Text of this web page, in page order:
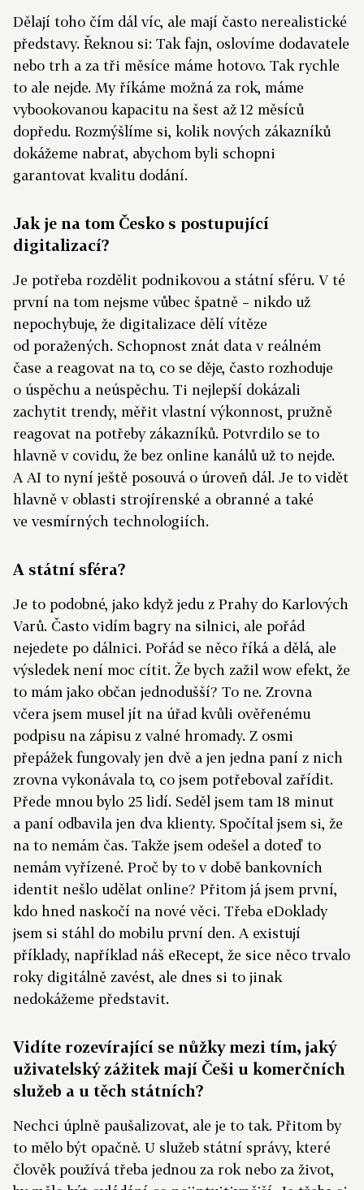
Dělají toho čím dál víc, ale mají často nerealistické
představy. Řeknou si: Tak fajn, oslovíme dodavatele
nebo trh a za tři měsíce máme hotovo. Tak rychle
to ale nejde. My říkáme možná za rok, máme
vybookovanou kapacitu na šest až 12 měsíců
dopředu. Rozmýšlíme si, kolik nových zákazníků
dokážeme nabrat, abychom byli schopni
garantovat kvalitu dodání.
Jak je na tom Česko s postupující
digitalizací?
Je potřeba rozdělit podnikovou a státní sféru. V té
první na tom nejsme vůbec špatně – nikdo už
nepochybuje, že digitalizace dělí vítěze
od poražených. Schopnost znát data v reálném
čase a reagovat na to, co se děje, často rozhoduje
o úspěchu a neúspěchu. Ti nejlepší dokázali
zachytit trendy, měřit vlastní výkonnost, pružně
reagovat na potřeby zákazníků. Potvrdilo se to
hlavně v covidu, že bez online kanálů už to nejde.
A AI to nyní ještě posouvá o úroveň dál. Je to vidět
hlavně v oblasti strojírenské a obranné a také
ve vesmírných technologiích.
A státní sféra?
Je to podobné, jako když jedu z Prahy do Karlových
Varů. Často vidím bagry na silnici, ale pořád
nejedete po dálnici. Pořád se něco říká a dělá, ale
výsledek není moc cítit. Že bych zažil wow efekt, že
to mám jako občan jednodušší? To ne. Zrovna
včera jsem musel jít na úřad kvůli ověřenému
podpisu na zápisu z valné hromady. Z osmi
přepážek fungovaly jen dvě a jen jedna paní z nich
zrovna vykonávala to, co jsem potřeboval zařídit.
Přede mnou bylo 25 lidí. Seděl jsem tam 18 minut
a paní odbavila jen dva klienty. Spočítal jsem si, že
na to nemám čas. Takže jsem odešel a doteď to
nemám vyřízené. Proč by to v době bankovních
identit nešlo udělat online? Přitom já jsem první,
kdo hned naskočí na nové věci. Třeba eDoklady
jsem si stáhl do mobilu první den. A existují
příklady, například náš eRecept, že sice něco trvalo
roky digitálně zavést, ale dnes si to jinak
nedokážeme představit.
Vidíte rozevírající se nůžky mezi tím, jaký
uživatelský zážitek mají Češi u komerčních
služeb a u těch státních?
Nechci úplně paušalizovat, ale je to tak. Přitom by
to mělo být opačně. U služeb státní správy, které
člověk používá třeba jednou za rok nebo za život,